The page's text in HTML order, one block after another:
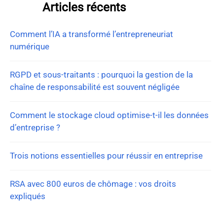
Articles récents
Comment l’IA a transformé l’entrepreneuriat
numérique
RGPD et sous-traitants : pourquoi la gestion de la
chaîne de responsabilité est souvent négligée
Comment le stockage cloud optimise-t-il les données
d’entreprise ?
Trois notions essentielles pour réussir en entreprise
RSA avec 800 euros de chômage : vos droits
expliqués